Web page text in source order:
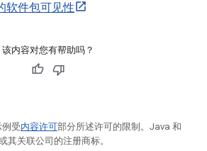
软件包可见性
该内容对您有帮助吗？
受内容许可部分所述许可的限制。Java 和
关联公司的注册商标。